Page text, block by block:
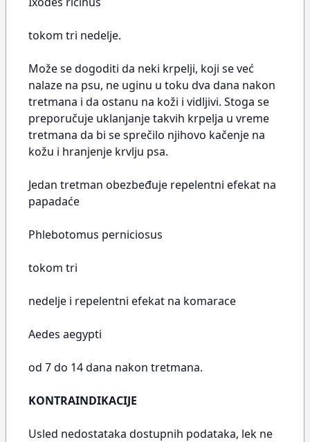
tokom tri nedelje.
Može se dogoditi da neki krpelji, koji se već
nalaze na psu, ne uginu u toku dva dana nakon
tretmana i da ostanu na koži i vidljivi. Stoga se
preporučuje uklanjanje takvih krpelja u vreme
tretmana da bi se sprečilo njihovo kačenje na
kožu i hranjenje krvlju psa.
Jedan tretman obezbeđuje repelentni efekat na
papadaće
Phlebotomus perniciosus
tokom tri
nedelje i repelentni efekat na komarace
Aedes aegypti
od 7 do 14 dana nakon tretmana.
KONTRAINDIKACIJE
Usled nedostataka dostupnih podataka, lek ne